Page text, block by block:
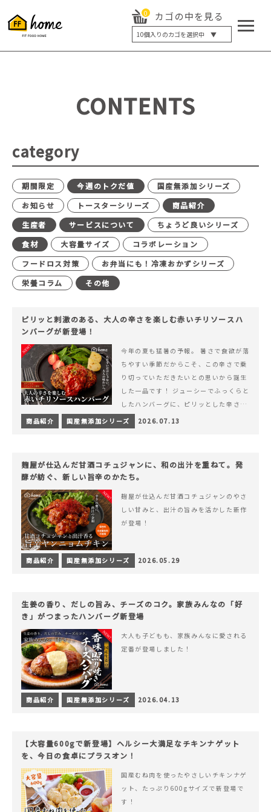
0 カゴの中を見る
10個入りのカゴを選択中 ▼
5個入り
20個入り
最大12%OFF
CONTENTS
category
期間限定 今週のトクだ値
国産無添加シリーズ
お知らせ
トースターシリーズ
商品紹介
生産者
サービスについて
ちょうど良いシリーズ
食材
大容量サイズ
コラボレーション
フードロス対策
お弁当にも！冷凍おかずシリーズ
栄養コラム
その他
ピリッと刺激のある、大人の辛さを楽しむ赤いチリソースハ
ンバーグが新登場！
今年の夏も猛暑の予報。 暑さで食欲が落
ちやすい季節だからこそ、この辛さで乗
り切っていただきたいとの思いから誕生
した一品です！ ジューシーでふっくらと
したハンバーグに、ピリッとした辛さと
コク深い旨みが楽しめる特製チリソース
&hellip; 続きを読む ピリッと刺激のあ
商品紹介 国産無添加シリーズ 2026.07.13
麹屋が仕込んだ甘酒コチュジャンに、和の出汁を重ねて。発
酵が紡ぐ、新しい旨辛のかたち。
麹屋が仕込んだ甘酒コチュジャンのやさ
しい甘みと、出汁の旨みを活かした新作
が登場！
商品紹介 国産無添加シリーズ 2026.05.29
生姜の香り、だしの旨み、チーズのコク。家族みんなの「好
き」がつまったハンバーグ新登場
大人も子どもも、家族みんなに愛される
定番が登場しました！
商品紹介 国産無添加シリーズ 2026.04.13
【大容量600gで新登場】ヘルシー大満足なチキンナゲット
を、今日の食卓にプラスオン！
国産むね肉を使ったやさしいチキンナゲ
ット、たっぷり600gサイズで新登場で
す！